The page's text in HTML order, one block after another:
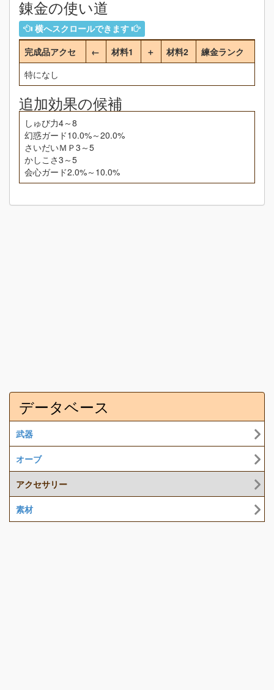
錬金の使い道
横へスクロールできます
完成品アクセ ← 材料1 ＋ 材料2
練金ランク
特になし
追加効果の候補
しゅび力4～8
幻惑ガード10.0%～20.0%
さいだいＭＰ3～5
かしこさ3～5
会心ガード2.0%～10.0%
データベース
武器
オーブ
アクセサリー
素材